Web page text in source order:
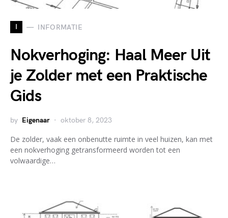
I INFORMATIE
Nokverhoging: Haal Meer Uit
je Zolder met een Praktische
Gids
by Eigenaar oktober 8, 2023
De zolder, vaak een onbenutte ruimte in veel huizen, kan met
een nokverhoging getransformeerd worden tot een
volwaardige…